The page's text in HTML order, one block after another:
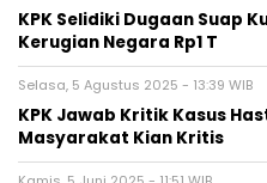
KPK Selidiki Dugaan Suap
Kerugian Negara Rp1 T
Selasa, 5 Agustus 2025 - 13:39 WIB
KPK Jawab Kritik Kasus
Masyarakat Kian Kritis